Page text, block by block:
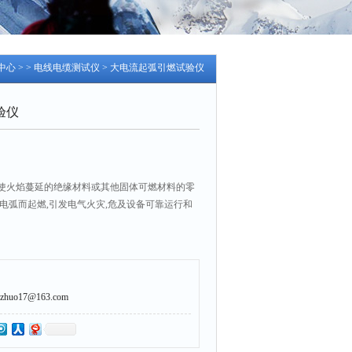
心 > > 电线电缆测试仪 > 大电流起弧引燃试验仪
仪
火焰蔓延的绝缘材料或其他固体可燃材料的零
弧而起燃,引发电气火灾,危及设备可靠运行和